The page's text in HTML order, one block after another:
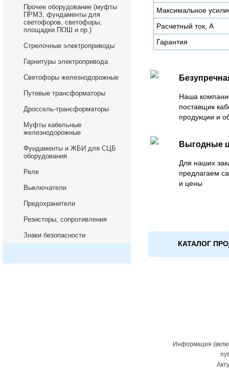
Прочее оборудование (муфты
ПРМЗ, фундаменты для
светофоров, светофоры,
площадки ПОШ и пр.)
Стрелочные электроприводы
Гарнитуры электропривода
Светофоры железнодорожные
Путевые трансформаторы
Дроссель-трансформаторы
Муфты кабельные
железнодорожные
Фундаменты и ЖБИ для СЦБ
оборудования
Реле
Выключатели
Предохранители
Резисторы, сопротивления
Знаки безопасности
Максимальное
Расчетный ток, А
Гарантия
Наша
поставщик
продукции и
Выгодные
Для наших
предлагаем
и цены
КАТАЛОГ
Информация